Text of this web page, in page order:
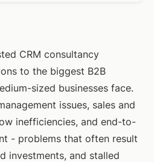
CRM consultancy
to the biggest B2B
sized businesses face.
issues, sales and
inefficiencies, and end-to-
- problems that often result
investments, and stalled